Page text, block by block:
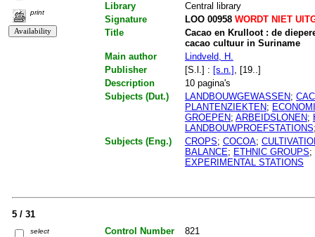
print
Library
Central library
Signature
LOO 00958WORDT NIET
Title
Cacao en Krulloot : de
cacao cultuur in Suriname
Main author
Lindveld, H.
Publisher
[S.l.] : [s.n.] , [19..]
Description
10 pagina's
Subjects (Dut.)
LANDBOUWGEWASSEN;
PLANTENZIEKTEN;
GROEPEN; ARBEIDSLONEN;
LANDBOUWPROEFSTATIONS
Subjects (Eng.)
CROPS; COCOA;
BALANCE; ETHNIC GROUPS;
EXPERIMENTAL STATIONS
5 / 31
select Control Number
821